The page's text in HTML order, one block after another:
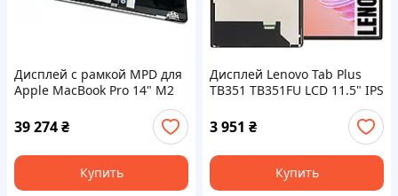
Дисплей с рамкой MPD для
Apple MacBook Pro 14" M2
39 274₴
Купить
Дисплей Lenovo Tab Plus
TB351 TB351FU LCD 11.5" IPS
3 951 ₴
Купить